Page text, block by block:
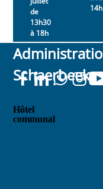
de
13h30
à 18h
Schaerbeek
Hôtel
communal